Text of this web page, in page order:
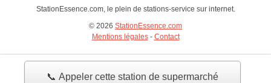
📞 Appeler cette station de supermarché
StationEssence.com, le plein de stations-service sur internet.
© 2026 StationEssence.com
Mentions légales- Contact